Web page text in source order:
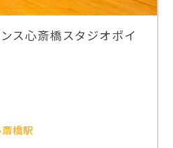
ス心斎橋スタジオポイ
橋駅